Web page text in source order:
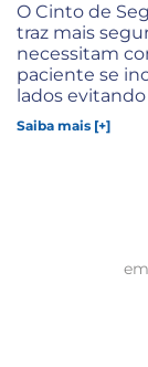
O Cinto de
traz mais
necessitam
paciente se
lados
Saiba mais [+]